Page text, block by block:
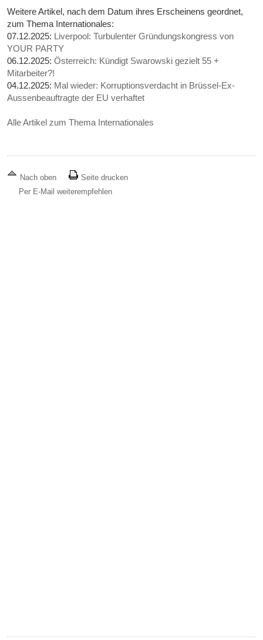
Weitere Artikel, nach dem Datum ihres Erscheinens geordnet,
zum Thema Internationales:
07.12.2025: Liverpool: Turbulenter Gründungskongress von
YOUR PARTY
06.12.2025:Österreich: Kündigt Swarowski gezielt 55 +
Mitarbeiter?!
04.12.2025: Mal wieder: Korruptionsverdacht in Brüssel-Ex-
Aussenbeauftragte der EU verhaftet
Alle Artikel zum Thema Internationales
Nach oben
Seite drucken
Per E-Mail weiterempfehlen